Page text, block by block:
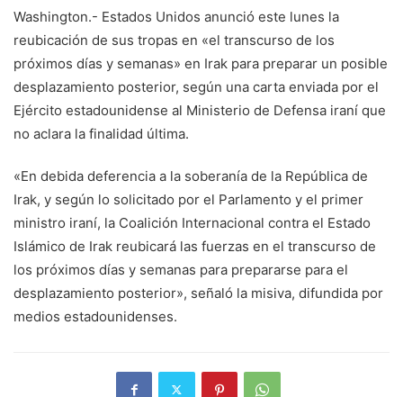
Washington.- Estados Unidos anunció este lunes la
reubicación de sus tropas en «el transcurso de los
próximos días y semanas» en Irak para preparar un posible
desplazamiento posterior, según una carta enviada por el
Ejército estadounidense al Ministerio de Defensa iraní que
no aclara la finalidad última.
«En debida deferencia a la soberanía de la República de
Irak, y según lo solicitado por el Parlamento y el primer
ministro iraní, la Coalición Internacional contra el Estado
Islámico de Irak reubicará las fuerzas en el transcurso de
los próximos días y semanas para prepararse para el
desplazamiento posterior», señaló la misiva, difundida por
medios estadounidenses.